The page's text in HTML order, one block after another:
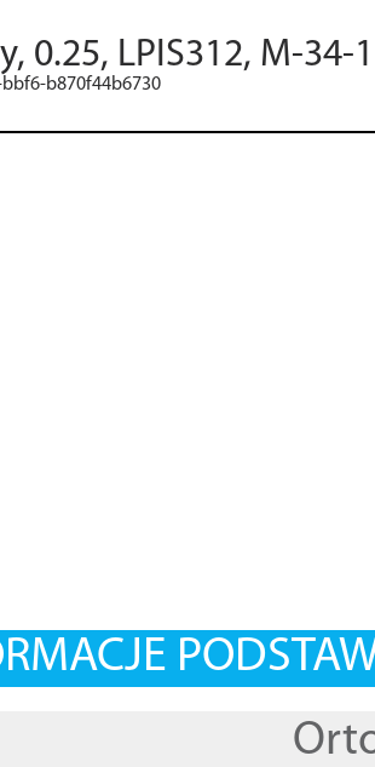
0.25, LPIS312, M-34-
b870f44b6730